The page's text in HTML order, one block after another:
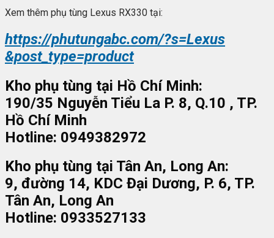
Xem thêm phụ tùng Lexus RX330 tại:
https://phutungabc.com/?s=Lexus
&post_type=product
Kho phụ tùng tại Hồ Chí Minh:
190/35 Nguyễn Tiểu La P. 8, Q.10 , TP.
Hồ Chí Minh
Hotline: 0949382972
Kho phụ tùng tại Tân An, Long An:
9, đường 14, KDC Đại Dương, P. 6, TP.
Tân An, Long An
Hotline: 0933527133